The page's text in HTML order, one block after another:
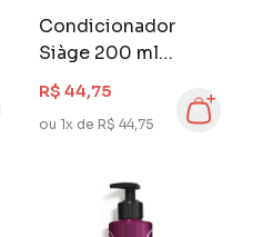
Condicionador
Siàge 200 ml
Cauterização dos
Lisos
R$ 44,75
ou 1x de R$ 44,75